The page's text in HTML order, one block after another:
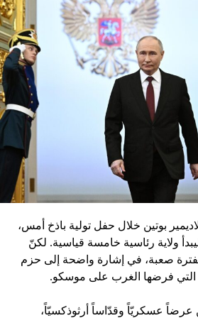
السياسي والاقتصادي الذي تنتهجه
من الشركات الأوروبية الكبيرة على
الأمريكية”.وأكد الدبلوماسي
وبريطانيا وألمانيا على وضع ضمانات
كي تتمكن من مواصلة ممارسة
العقوبات الأمريكية حيز التنفيذ،
آليات تمويل خاصة، والمدفوعات
التبادل.وشدد ريابكوف على أهمية
اليوم، داعيا الدول الأعضاء في
وكالات
غير مخولة النظر في
ما فعله التحالف في اليمن قد
بوتين خلال حفل تولية باذخ أمس،
ولاية رئاسية خامسة قياسية. لكنّ
بفترة صعبة، في إشارة واضحة إلى حزم
التي فرضها الغرب على موسكو.
عسكريّاً وقدّاساً أرثوذكسيّاً،